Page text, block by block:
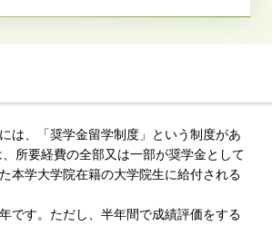
は、「奨学金留学制度」という制度があ
所要経費の全部又は一部が奨学金として
本学大学院在籍の大学院生に給付される
です。ただし、半年間で成績評価をする